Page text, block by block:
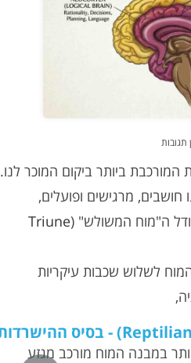
תגובות
ביותר ביקום המוכר לנו.
חושבים, מרגישים ופועלים,
ה"מוח המשולש" (Triune
לשלוש שכבות עיקריות
במבנה המוח מורכב מגזע